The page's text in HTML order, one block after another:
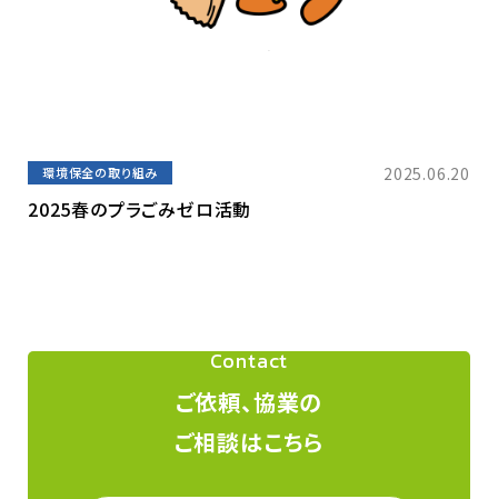
環境保全の取り組み 2025.06.20
2025春のプラごみゼロ活動
Contact
ご依頼、協業の
ご相談はこちら